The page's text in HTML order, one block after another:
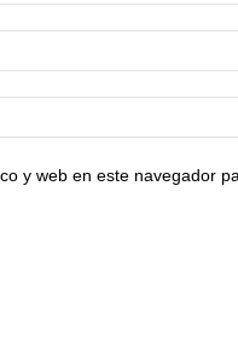
y web en este navegador